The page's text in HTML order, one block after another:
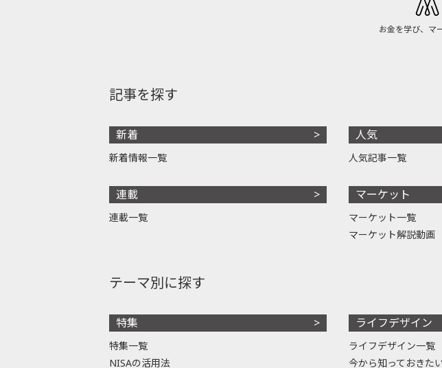
お金を学び、マ
記事を探す
新着
新着情報一覧
連載
連載一覧
人気
人気記事一覧
マーケット
マーケット一覧
マーケット解説動画
テーマ別に探す
特集
特集一覧
NISAの活用法
ライフデザイン
ライフデザイン一覧
今から知っておきた